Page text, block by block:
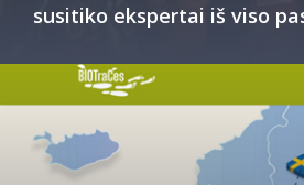
susitiko ekspertai iš viso